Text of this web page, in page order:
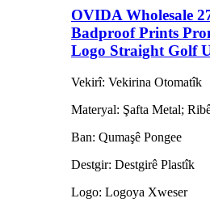
OVIDA Wholesale
Badproof Prints
Logo Straight Golf
Vekirî: Vekirina Otomatîk
Materyal: Şafta Metal;
Ban: Qumaşê Pongee
Destgir: Destgirê Plastîk
Logo: Logoya Xweser